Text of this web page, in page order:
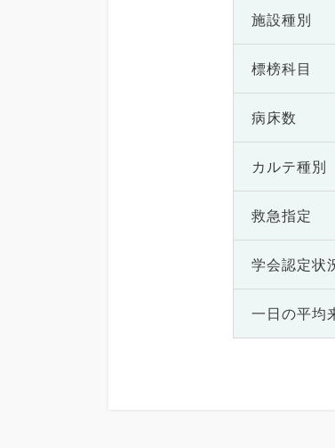
施設種別
標榜科目
病床数
カルテ種別
救急指定
学会認定状
一日の平均